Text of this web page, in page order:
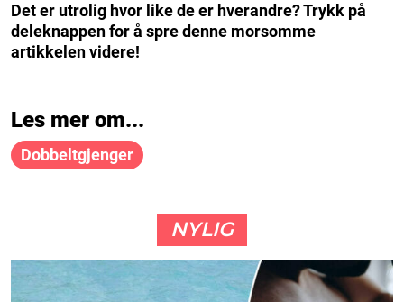
Det er utrolig hvor like de er hverandre? Trykk på
deleknappen for å spre denne morsomme
artikkelen videre!
Les mer om...
Dobbeltgjenger
NYLIG